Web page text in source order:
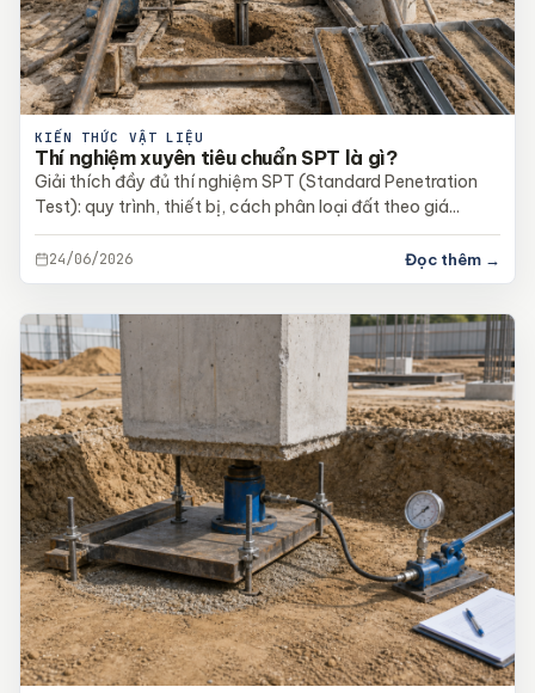
KIẾN THỨC VẬT LIỆU
Thí nghiệm xuyên tiêu chuẩn SPT là gì?
Giải thích đầy đủ thí nghiệm SPT (Standard Penetration
Test): quy trình, thiết bị, cách phân loại đất theo giá...
24/06/2026 Đọc thêm →